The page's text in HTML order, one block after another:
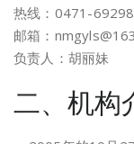
热线：0471-
邮箱：
负责人：胡丽妹
二、机构